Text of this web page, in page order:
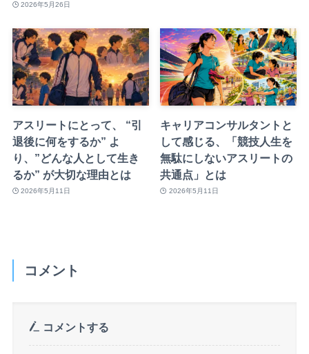
2026年5月26日
アスリートにとって、 “引
退後に何をするか” よ
り、”どんな人として生き
るか” が大切な理由とは
2026年5月11日
キャリアコンサルタントと
して感じる、「競技人生を
無駄にしないアスリートの
共通点」とは
2026年5月11日
コメント
コメントする